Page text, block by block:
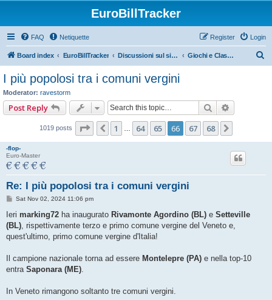
EuroBillTracker
FAQ Netiquette Login
Register
Board index EuroBillTracker Discussioni sul sito e sull'Euro-tracking (Italiano) Giochi e Classifiche
I più popolosi tra i comuni vergini
Moderator: ravestorm
Post Reply Search
1019 posts Page 66 68
Previous
1 64 65 66 67 68
-flop-
Euro-Master
Re: I più popolosi tra i comuni vergini
P
s
Sat Nov 02, 2024 11:06 pm
Ieri marking72 ha inaugurato Rivamonte Agordino (BL) e Setteville
(BL) , rispettivamente terzo e primo comune vergine del Veneto e,
quest'ultimo, primo comune vergine d'Italia!
Il campione nazionale torna ad essere Montelepre (PA) e nella top-10
entra Saponara (ME)
In Veneto rimangono soltanto tre comuni vergini.